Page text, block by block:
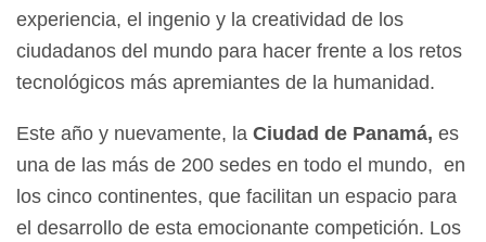
experiencia, el ingenio y la creatividad de los
ciudadanos del mundo para hacer frente a los retos
tecnológicos más apremiantes de la humanidad.
Este año y nuevamente, la Ciudad de Panamá, es
una de las más de 200 sedes en todo el mundo, en
los cinco continentes, que facilitan un espacio para
el desarrollo de esta emocionante competición. Los